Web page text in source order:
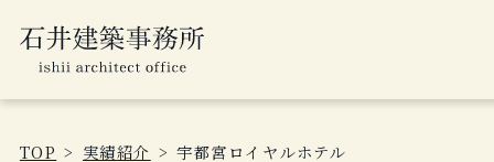
TOP 実績紹介 宇都宮ロイヤルホテル